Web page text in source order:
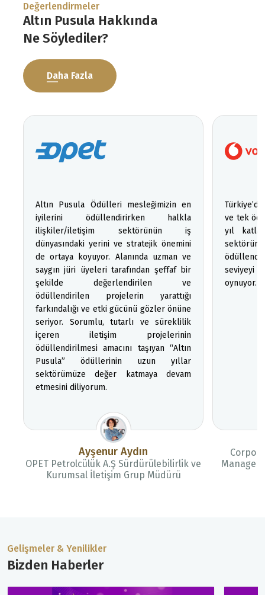
Değerlendirmeler
Altın Pusula Hakkında
Ne Söylediler?
Daha Fazla
Altın Pusula Ödülleri mesleğimizin en
iyilerini ödüllendirirken halkla
ilişkiler/iletişim sektörünün iş
dünyasındaki yerini ve stratejik önemini
de ortaya koyuyor. Alanında uzman ve
saygın jüri üyeleri tarafından şeffaf bir
şekilde değerlendirilen ve
ödüllendirilen projelerin yarattığı
farkındalığı ve etki gücünü gözler önüne
seriyor. Sorumlu, tutarlı ve süreklilik
içeren iletişim projelerinin
ödüllendirilmesi amacını taşıyan “Altın
Pusula” ödüllerinin uzun yıllar
sektörümüze değer katmaya devam
etmesini diliyorum.
Ayşenur Aydın
OPET Petrolcülük A.Ş Sürdürülebilirlik ve
Kurumsal İletişim Grup Müdürü
ve tek
yıl
seviyeyi
oynuyor.
Manager
Gelişmeler & Yenilikler
Bizden Haberler